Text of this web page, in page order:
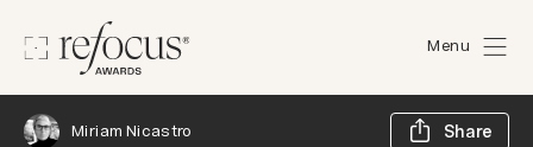
Menu
Miriam Nicastro Share